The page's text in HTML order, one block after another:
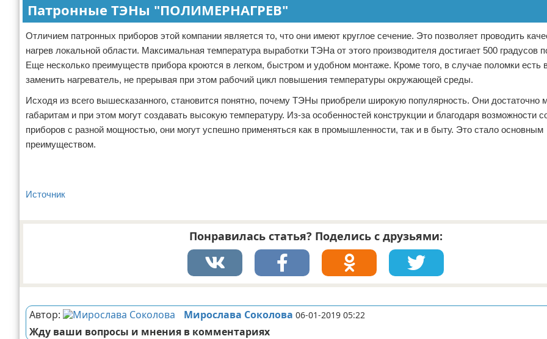
Патронные ТЭНы "ПОЛИМЕРНАГРЕВ"
Отличием патронных приборов этой компании является то, что они имеют круглое сечение. Это позволяет проводить
нагрев локальной области. Максимальная температура выработки ТЭНа от этого производителя достигает 500 градусов
Еще несколько преимуществ прибора кроются в легком, быстром и удобном монтаже. Кроме того, в случае поломки есть
заменить нагреватель, не прерывая при этом рабочий цикл повышения температуры окружающей среды.
Исходя из всего вышесказанного, становится понятно, почему ТЭНы приобрели широкую популярность. Они достаточно
габаритам и при этом могут создавать высокую температуру. Из-за особенностей конструкции и благодаря возможности
приборов с разной мощностью, они могут успешно применяться как в промышленности, так и в быту. Это стало основным
преимуществом.
Источник
Понравилась статья? Поделись с друзьями:
Автор: Мирослава Соколова 06-01-2019 05:22
Жду ваши вопросы и мнения в комментариях